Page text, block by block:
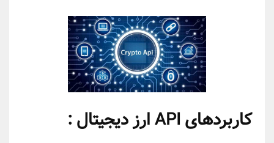
کاربردهای API ارز دیجیتال :